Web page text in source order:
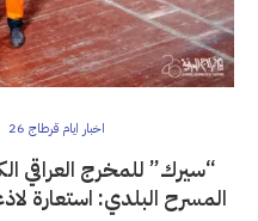
اخبار ايام قرطاج 26
“سيرك” للمخرج العراقي
المسرح البلدي: استعارة